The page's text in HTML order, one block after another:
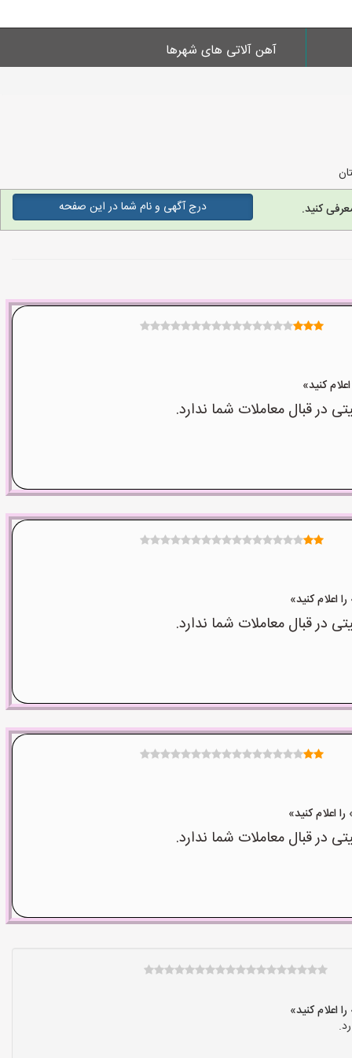
آهن آلاتی های شهرها
کنید.
درج آگهی و نام شما در این صفحه
قبال معاملات شما ندارد.
قبال معاملات شما ندارد.
قبال معاملات شما ندارد.